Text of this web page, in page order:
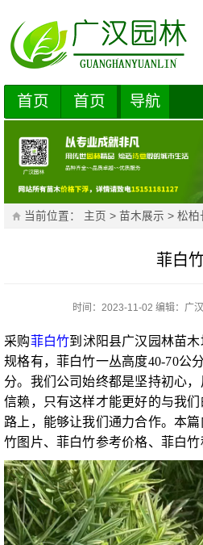
首页 首页 导航
当前位置： 主页 >苗木展示 >松柏
菲白
时间：2023-11-02 编辑： 广
采购菲白竹到沭阳县广汉园林苗
规格有，菲白竹一丛高度40-70公
分。我们公司始终都是坚持初心
信赖，只有这样才能更好的与我
路上，能够让我们通力合作。本
竹图片、菲白竹参考价格、菲白竹